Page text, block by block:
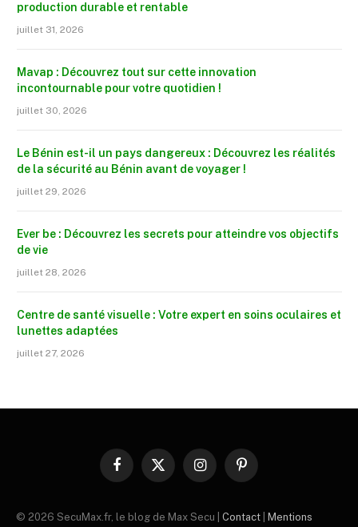
production durable et rentable
juillet 31, 2026
Mavap : Découvrez tout sur cette innovation
incontournable pour votre quotidien !
juillet 30, 2026
Le Bénin est-il un pays dangereux : Découvrez les réalités
de la sécurité au Bénin avant de voyager !
juillet 29, 2026
Ever be : Découvrez les secrets pour atteindre vos objectifs
de vie
juillet 28, 2026
Centre de santé visuelle : Votre expert en soins oculaires et
lunettes adaptées
juillet 27, 2026
Facebook
X
InstagramPinterest
© 2026 SecuMax.fr, le blog de Max Secu | Contact
Mentions